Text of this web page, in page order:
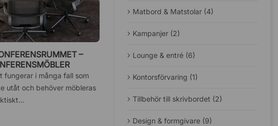
–
fungerar i många fall som
utåt och behöver möbleras
Matbord & Matstolar (4)
Kampanjer (2)
Lounge & entré (6)
Kontorsförvaring (1)
Tillbehör till skrivbordet (2)
Design & formgivare (9)